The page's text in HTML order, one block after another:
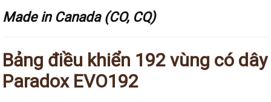
Đầu ghi KBVISION
Thiết bị chống trộm
Thiết bị chống trộm Paradox
Made in Canada (CO, CQ)
Bảng điều khiển 192 vùng có dây
Paradox EVO192